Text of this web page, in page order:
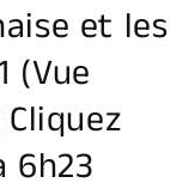
et les
(Vue
6h23